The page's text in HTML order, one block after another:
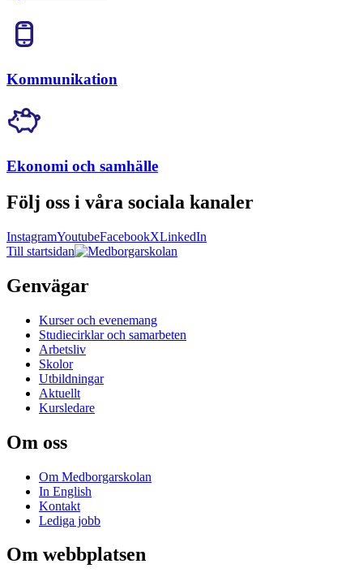
Kommunikation
Ekonomi och samhälle
Följ oss i våra sociala kanaler
InstagramYoutubeFacebookXLinkedIn
Till startsidan
Genvägar
Kurser och evenemang
Studiecirklar och samarbeten
Arbetsliv
Skolor
Utbildningar
Aktuellt
Kursledare
Om oss
Om Medborgarskolan
In English
Kontakt
Lediga jobb
Om webbplatsen